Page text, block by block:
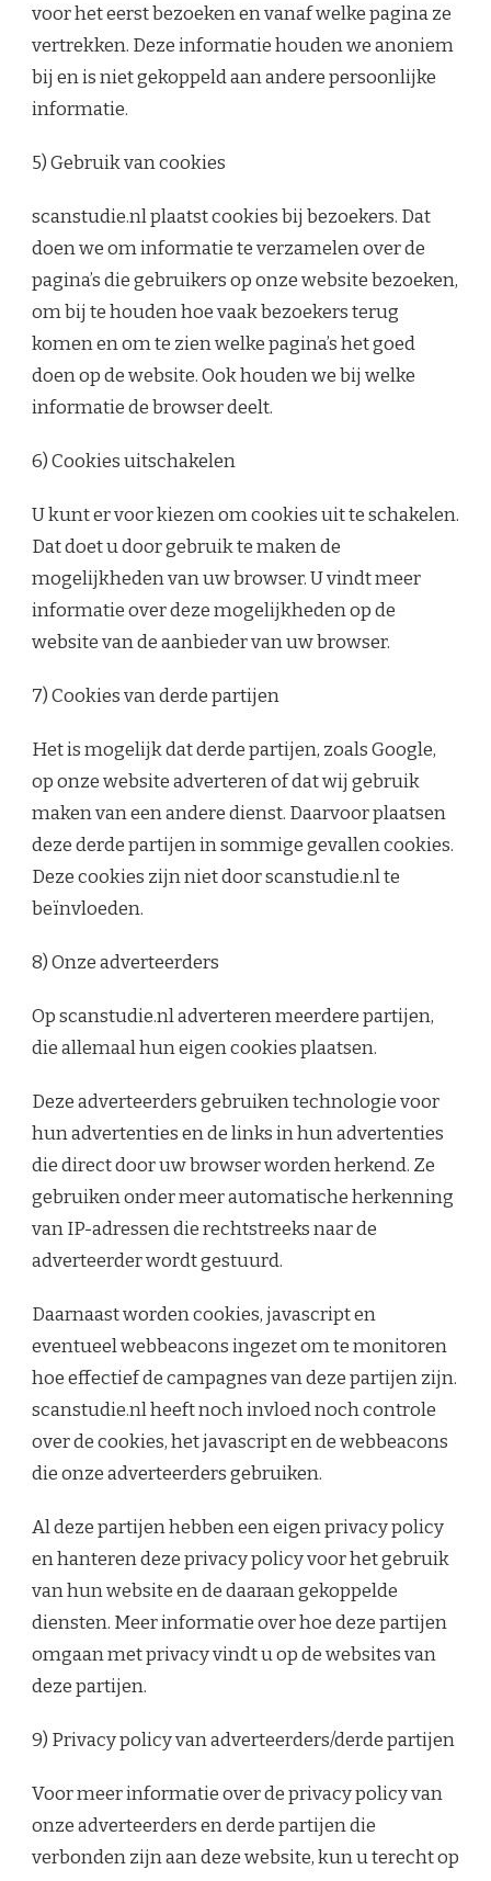
voor het eerst bezoeken en vanaf welke pagina ze
vertrekken. Deze informatie houden we anoniem
bij en is niet gekoppeld aan andere persoonlijke
informatie.
5) Gebruik van cookies
scanstudie.nl plaatst cookies bij bezoekers. Dat
doen we om informatie te verzamelen over de
pagina’s die gebruikers op onze website bezoeken,
om bij te houden hoe vaak bezoekers terug
komen en om te zien welke pagina’s het goed
doen op de website. Ook houden we bij welke
informatie de browser deelt.
6) Cookies uitschakelen
U kunt er voor kiezen om cookies uit te schakelen.
Dat doet u door gebruik te maken de
mogelijkheden van uw browser. U vindt meer
informatie over deze mogelijkheden op de
website van de aanbieder van uw browser.
7) Cookies van derde partijen
Het is mogelijk dat derde partijen, zoals Google,
op onze website adverteren of dat wij gebruik
maken van een andere dienst. Daarvoor plaatsen
deze derde partijen in sommige gevallen cookies.
Deze cookies zijn niet door scanstudie.nl te
beïnvloeden.
8) Onze adverteerders
Op scanstudie.nl adverteren meerdere partijen,
die allemaal hun eigen cookies plaatsen.
Deze adverteerders gebruiken technologie voor
hun advertenties en de links in hun advertenties
die direct door uw browser worden herkend. Ze
gebruiken onder meer automatische herkenning
van IP-adressen die rechtstreeks naar de
adverteerder wordt gestuurd.
Daarnaast worden cookies, javascript en
eventueel webbeacons ingezet om te monitoren
hoe effectief de campagnes van deze partijen zijn.
scanstudie.nl heeft noch invloed noch controle
over de cookies, het javascript en de webbeacons
die onze adverteerders gebruiken.
Al deze partijen hebben een eigen privacy policy
en hanteren deze privacy policy voor het gebruik
van hun website en de daaraan gekoppelde
diensten. Meer informatie over hoe deze partijen
omgaan met privacy vindt u op de websites van
deze partijen.
9) Privacy policy van adverteerders/derde partijen
Voor meer informatie over de privacy policy van
onze adverteerders en derde partijen die
verbonden zijn aan deze website, kun u terecht op